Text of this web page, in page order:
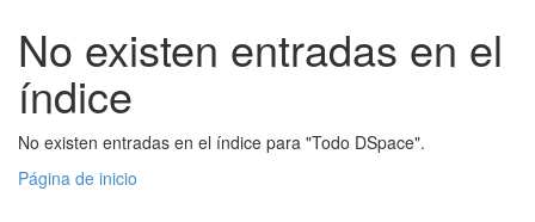
No existen entradas en el
índice
No existen entradas en el índice para "Todo DSpace".
Página de inicio